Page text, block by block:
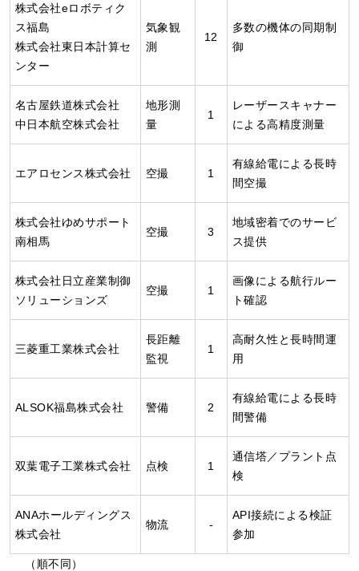
株式会社eロボティク
ス福島
株式会社東日本計算セ
ンター
気象観
測
12
多数の機体の同期制
御
名古屋鉄道株式会社
中日本航空株式会社
地形測
量
1
レーザースキャナー
による高精度測量
エアロセンス株式会社 空撮 1
有線給電による長時
間空撮
株式会社ゆめサポート
南相馬
空撮 3
地域密着でのサービ
ス提供
株式会社日立産業制御
ソリューションズ
空撮 1
画像による航行ルー
ト確認
三菱重工業株式会社
長距離
監視
1
高耐久性と長時間運
用
ALSOK福島株式会社 警備 2
有線給電による長時
間警備
双葉電子工業株式会社 点検 1
通信塔／プラント点
検
ANAホールディングス
株式会社
物流 -
API接続による検証
参加
（順不同）